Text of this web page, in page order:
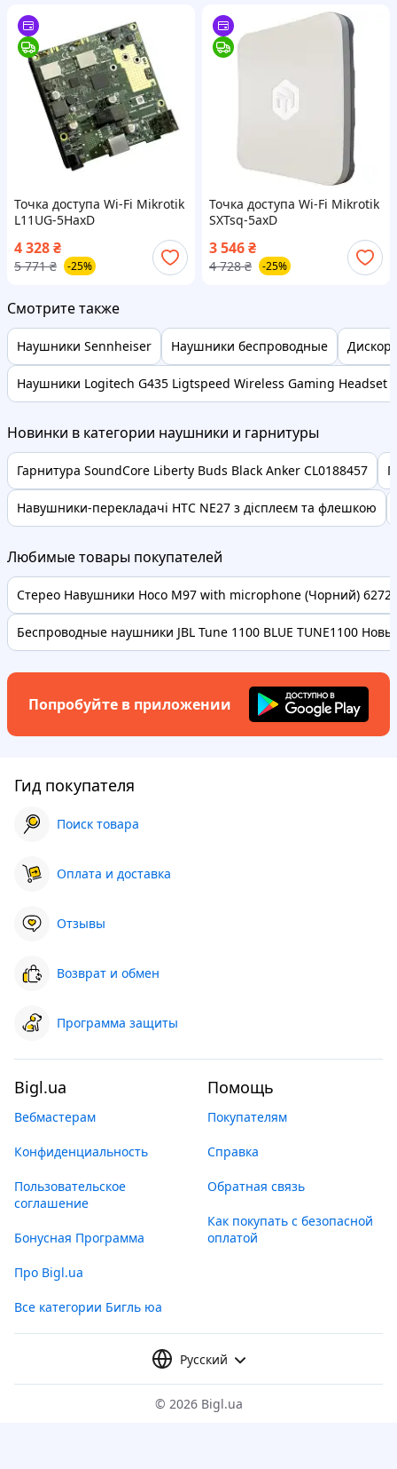
Точка доступа Wi-Fi Mikrotik
L11UG-5HaxD
4 328₴
5 771 ₴ -25%
Точка доступа Wi-Fi Mikrotik
SXTsq-5axD
3 546₴
4 728 ₴ -25%
Смотрите также
Наушники Sennheiser Наушники беспроводные
Наушники Logitech G435 Ligtspeed Wireless Gaming Headset
Новинки в категории наушники и гарнитуры
Гарнитура SoundСore Liberty Buds Black Anker CL0188457
Навушники-перекладачі HTC NE27 з дісплеєм та флешкою
Любимые товары покупателей
Стерео Навушники Hoco M97 with microphone (Чорний)
Беспроводные наушники JBL Tune 1100 BLUE TUNE1100
Попробуйте в приложении
Гид покупателя
Поиск товара
Оплата и доставка
Отзывы
Возврат и обмен
Программа защиты
Bigl.ua
Вебмастерам
Конфиденциальность
Пользовательское
соглашение
Бонусная Программа
Про Bigl.ua
Все категории Бигль юа
Помощь
Покупателям
Справка
Обратная связь
Как покупать с безопасной
оплатой
Русский
© 2026 Bigl.ua